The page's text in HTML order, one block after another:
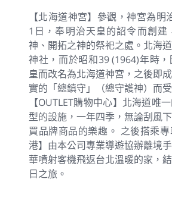
【北海道神宮】參觀，神宮為明
1日，奉明治天皇的詔令而創建
神、開拓之神的祭祀之處。北海
神社，而於昭和39 (1964)年時
皇而改名為北海道神宮，之後即
實的「總鎮守」（總守護神）而
【OUTLET購物中心】北海道唯
型的設施，一年四季，無論刮風
買品牌商品的樂趣。 之後搭乘
港】由本公司專業導遊協辦離境
華噴射客機飛返台北溫暖的家，
日之旅。